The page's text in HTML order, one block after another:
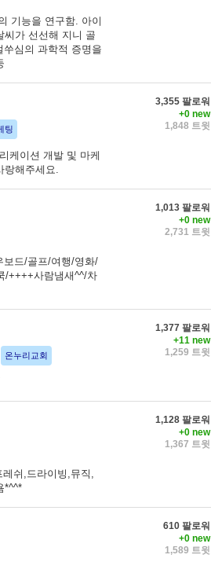
기능을 연구함. 아이
씨가 선선해 지니 골
심의 과학적 증명을
3,355 팔로워
+0 new
1,848 트윗
팅
케이션 개발 및 마케
랑해주세요.
1,013 팔로워
+0 new
2,731 트윗
보드/골프/여행/영화/
/++++사람냄새^^/차
1,377 팔로워
+11 new
1,259 트윗
온누리교회
1,128 팔로워
+0 new
1,367 트윗
쉬,드라이빙,뮤직,
*^^*
610 팔로워
+0 new
1,589 트윗